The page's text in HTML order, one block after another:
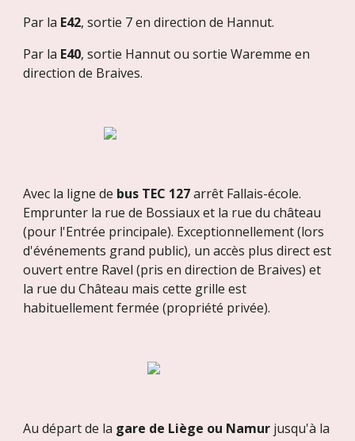
Par la E42, sortie 7 en direction de Hannut.
Par la E40, sortie Hannut ou sortie Waremme en
direction de Braives.
Avec la ligne de bus TEC 127arrêt Fallais-école.
Emprunter la rue de Bossiaux et la rue du château
(pour l'Entrée principale). Exceptionnellement(lors
d'événements grand public), un accès plus direct est
ouvert entre Ravel (pris en direction de Braives) et
la rue du Château mais cette grille est
habituellement fermée (propriété privée).
Au départ de la gare de Liège ou Namur jusqu'à la